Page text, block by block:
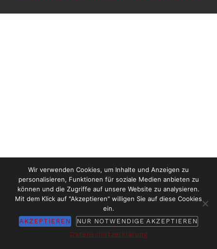
Wir verwenden Cookies, um Inhalte und Anzeigen zu
personalisieren, Funktionen für soziale Medien anbieten zu
können und die Zugriffe auf unsere Website zu analysieren.
Mit dem Klick auf "Akzeptieren" willigen Sie auf diese Cookies
ein.
AKZEPTIEREN
NUR NOTWENDIGE AKZEPTIEREN
Datenschutzerklärung